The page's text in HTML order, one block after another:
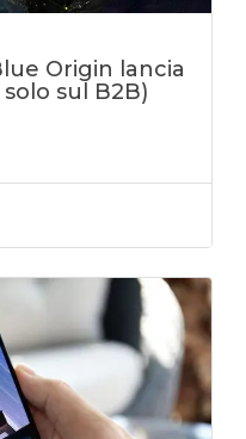
Origin lancia
sul B2B)